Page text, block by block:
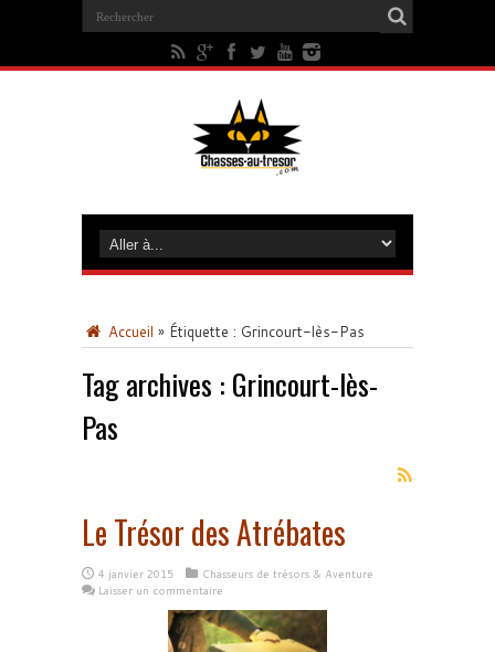
Accueil » Étiquette : Grincourt-lès-Pas
Tag archives : Grincourt-lès-
Pas
Le Trésor des Atrébates
4 janvier 2015
Chasseurs de trésors & Aventure
Laisser un commentaire